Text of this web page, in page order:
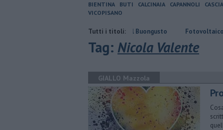
BIENTINA BUTI CALCINAIA CAPANNOLI
VICOPISANO
Tutti i titoli:
Due giorni intensi per Utopia del Buongusto Fotovoltaico a Val di
Tag: Nicola Valente
GIALLO Mazzola